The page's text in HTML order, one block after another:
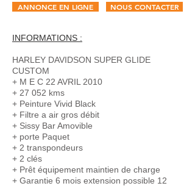
ANNONCE EN LIGNE NOUS CONTACTER
INFORMATIONS :
HARLEY DAVIDSON SUPER GLIDE
CUSTOM
+ M E C 22 AVRIL 2010
+ 27 052 kms
+ Peinture Vivid Black
+ Filtre a air gros débit
+ Sissy Bar Amovible
+ porte Paquet
+ 2 transpondeurs
+ 2 clés
+ Prêt équipement maintien de charge
+ Garantie 6 mois extension possible 12